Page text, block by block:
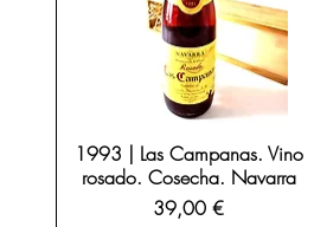
1993 | Las Campanas. Vino
rosado. Cosecha. Navarra
Precio
39,00 €